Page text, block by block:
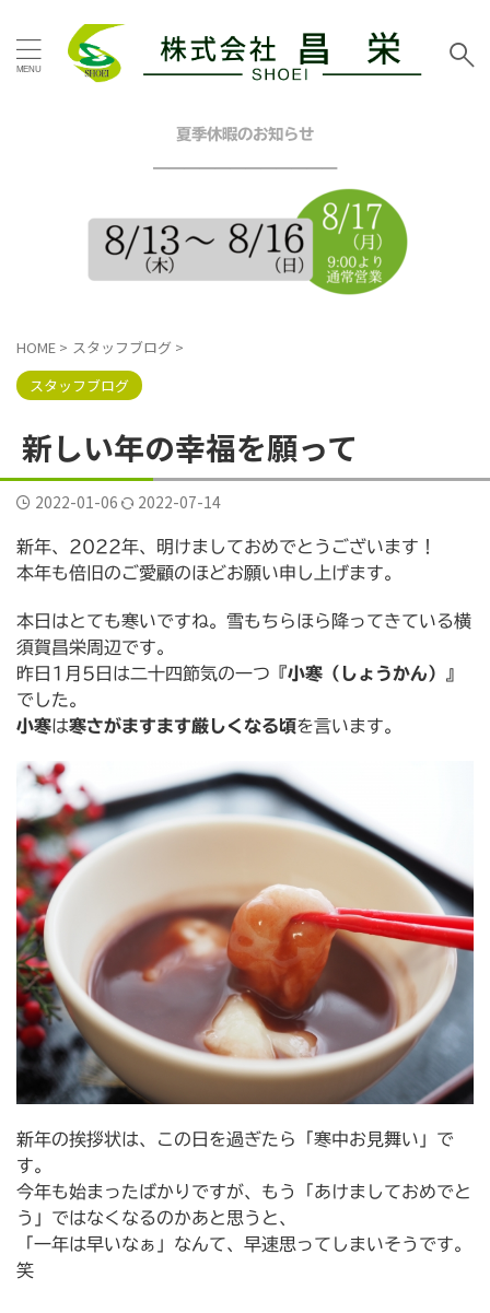
タグ
グリーン グレー シーリング工事
トイレリフォーム
ピンク ブラウン ブルー ベージュ
口コミ 外壁塗装工事
戸建塗装 施工事例
横浜市金沢区 横須賀市 横須賀市ハイランド
横須賀市三春町 横須賀市久里浜
横須賀市公郷町 横須賀市大矢部 横須賀市岩戸
横須賀市平作 横須賀市森崎 横須賀市武
横須賀市野比 横須賀市長沢 評判 逗子葉山
夏季休暇のお知らせ
━━━━━━━━━━━━
HOME > スタッフブログ >
スタッフブログ
新しい年の幸福を願って
2022-01-06 2022-07-14
新年、2022年、明けましておめでとうございます！
本年も倍旧のご愛顧のほどお願い申し上げます。
本日はとても寒いですね。雪もちらほら降ってきている横
須賀昌栄周辺です。
昨日1月5日は二十四節気の一つ『小寒（しょうかん）
』
でした。
小寒は寒さがますます厳しくなる頃を言います。
新年の挨拶状は、この日を過ぎたら「寒中お見舞い」で
す。
今年も始まったばかりですが、もう「あけましておめでと
う」ではなくなるのかあと思うと、
「一年は早いなぁ」なんて、早速思ってしまいそうです。
笑